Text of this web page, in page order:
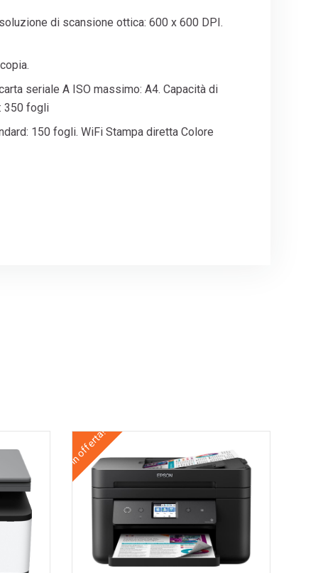
di scansione ottica: 600 x 600 DPI.
seriale A ISO massimo: A4. Capacità di
350 fogli
150 fogli. WiFi Stampa diretta Colore
In offerta!